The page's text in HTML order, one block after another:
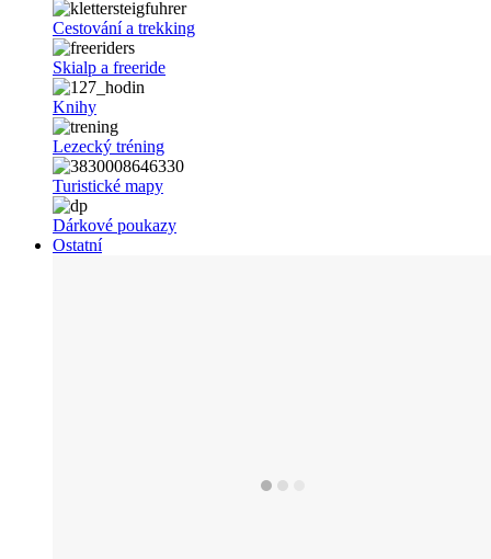
Cestování a trekking
Skialp a freeride
Knihy
Lezecký tréning
Turistické mapy
Dárkové poukazy
Ostatní